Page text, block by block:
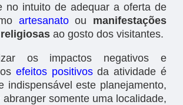
no intuito de adequar a oferta de
artesanatoou manifestações
ao gosto dos visitantes.
os impactos negativos e
efeitos positivosda atividade é
indispensável este planejamento,
somente uma localidade,